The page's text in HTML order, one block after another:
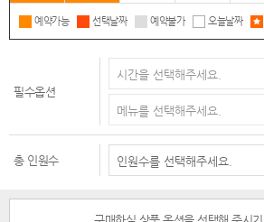
예약가능 선택날짜 예약불가 오늘날짜
필수옵션
총 인원수